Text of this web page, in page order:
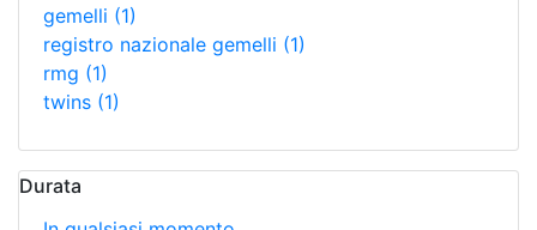
gemelli (1)
registro nazionale gemelli (1)
rmg (1)
twins (1)
Durata